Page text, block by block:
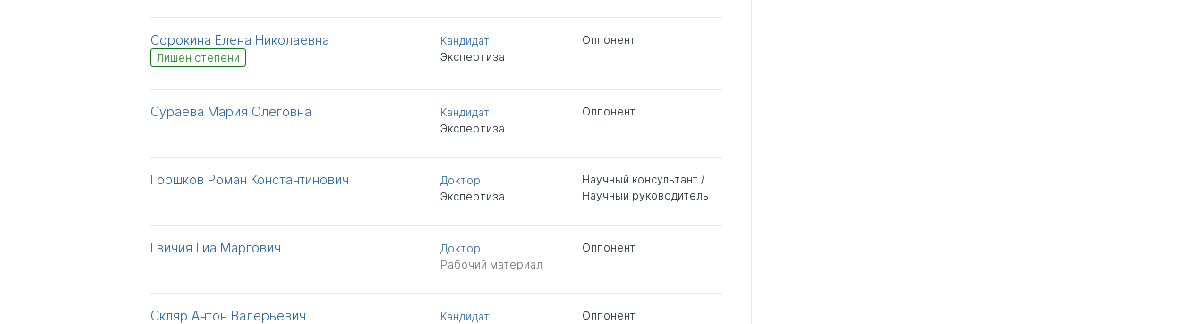
Сорокина Елена Николаевна
Лишен степени
Кандидат
Экспертиза
Оппонент
Сураева Мария Олеговна
Кандидат
Экспертиза
Оппонент
Горшков Роман Константинович
Доктор
Экспертиза
Научный консультант /
Научный руководитель
Гвичия Гиа Маргович
Доктор
Рабочий материал
Оппонент
Скляр Антон Валерьевич
Кандидат
Оппонент